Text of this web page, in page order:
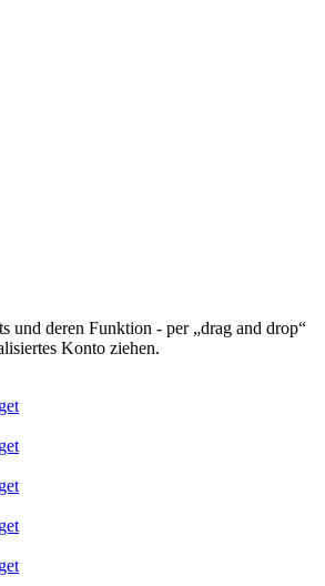
und deren Funktion - per „drag and drop“
Konto ziehen.